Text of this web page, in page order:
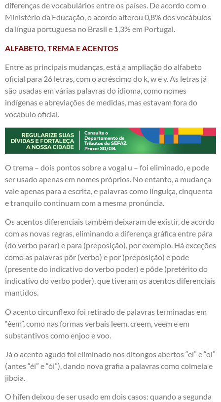
diferenças de vocabulários entre os países. De acordo com o
Ministério da Educação, o acordo alterou 0,8% dos vocábulos
da língua portuguesa no Brasil e 1,3% em Portugal.
ALFABETO, TREMA E ACENTOS
Entre as principais mudanças, está a ampliação do alfabeto
oficial para 26 letras, com o acréscimo do k, w e y. As letras já
são usadas em várias palavras do idioma, como nomes
indígenas e abreviações de medidas, mas estavam fora do
vocábulo oficial.
O trema – dois pontos sobre a vogal u – foi eliminado, e pode
ser usado apenas em nomes próprios. No entanto, a mudança
vale apenas para a escrita, e palavras como linguiça, cinquenta
e tranquilo continuam com a mesma pronúncia.
Os acentos diferenciais também deixaram de existir, de acordo
com as novas regras, eliminando a diferença gráfica entre pára
(do verbo parar) e para (preposição), por exemplo. Há exceções
como as palavras pôr (verbo) e por (preposição) e pode
(presente do indicativo do verbo poder) e pôde (pretérito do
indicativo do verbo poder), que tiveram os acentos diferenciais
mantidos.
O acento circunflexo foi retirado de palavras terminadas em
“êem”, como nas formas verbais leem, creem, veem e em
substantivos como enjoo e voo.
Já o acento agudo foi eliminado nos ditongos abertos “ei” e “oi”
(antes “éi” e “ói”), dando nova grafia a palavras como colmeia e
jiboia.
O hífen deixou de ser usado em dois casos: quando a segunda